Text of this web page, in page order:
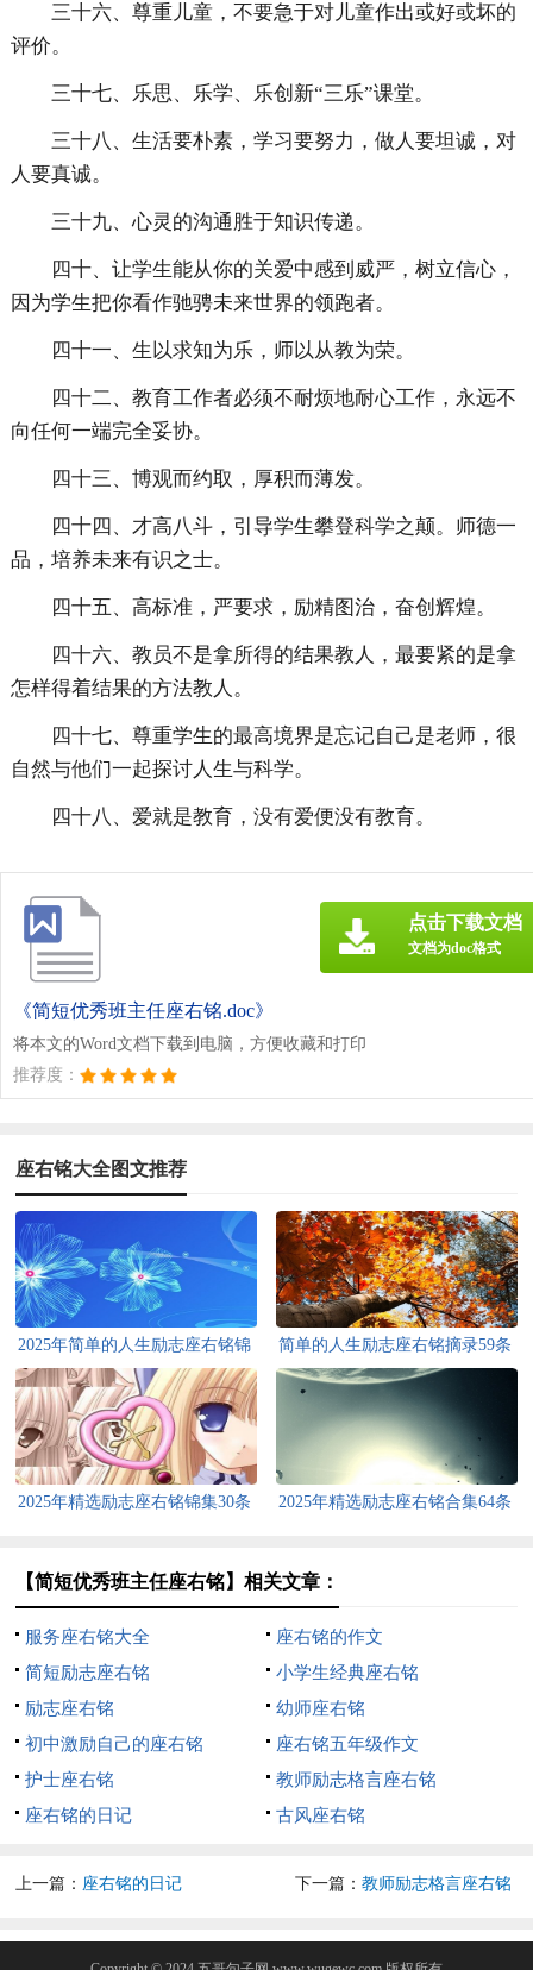
三十六、尊重儿童，不要急于对儿童作出或好或坏的
评价。
三十七、乐思、乐学、乐创新“三乐”课堂。
三十八、生活要朴素，学习要努力，做人要坦诚，对
人要真诚。
三十九、心灵的沟通胜于知识传递。
四十、让学生能从你的关爱中感到威严，树立信心，
因为学生把你看作驰骋未来世界的领跑者。
四十一、生以求知为乐，师以从教为荣。
四十二、教育工作者必须不耐烦地耐心工作，永远不
向任何一端完全妥协。
四十三、博观而约取，厚积而薄发。
四十四、才高八斗，引导学生攀登科学之颠。师德一
品，培养未来有识之士。
四十五、高标准，严要求，励精图治，奋创辉煌。
四十六、教员不是拿所得的结果教人，最要紧的是拿
怎样得着结果的方法教人。
四十七、尊重学生的最高境界是忘记自己是老师，很
自然与他们一起探讨人生与科学。
四十八、爱就是教育，没有爱便没有教育。
《简短优秀班主任座右铭.doc》
将本文的Word文档下载到电脑，方便收藏和打印
推荐度：
点击下载文档
文档为doc格式
座右铭大全图文推荐
2025年简单的人生励志座右铭锦
集68条
简单的人生励志座右铭摘录59条
2025年精选励志座右铭锦集30条 2025年精选励志座右铭合集64条
【简短优秀班主任座右铭】相关文章：
服务座右铭大全
座右铭的作文
简短励志座右铭
小学生经典座右铭
励志座右铭
幼师座右铭
初中激励自己的座右铭
座右铭五年级作文
护士座右铭
教师励志格言座右铭
座右铭的日记
古风座右铭
上一篇： 座右铭的日记 下一篇：教师励志格言座右铭